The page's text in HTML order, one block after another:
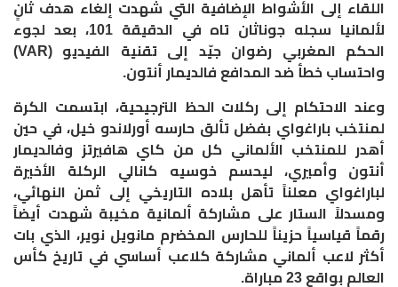
اللقاء إلى الأشواط الإضافية التي شهدت إلغاء هدف ثانٍ
لألمانيا سجله جوناثان تاه في الدقيقة 101، بعد لجوء
الحكم المغربي رضوان جيّد إلى تقنية الفيديو (VAR)
واحتساب خطأ ضد المدافع فالديمار أنتون.
​وعند الاحتكام إلى ركلات الحظ الترجيحية، ابتسمت الكرة
لمنتخب باراغواي بفضل تألق حارسه أورلاندو خيل، في حين
أهدر للمنتخب الألماني كل من كاي هافيرتز وفالديمار
أنتون وأميري، ليحسم خوسيه كانالي الركلة الأخيرة
لباراغواي معلناً تأهل بلاده التاريخي إلى ثمن النهائي،
ومسدلاً الستار على مشاركة ألمانية مخيبة شهدت أيضاً
رقماً قياسياً حزيناً للحارس المخضرم مانويل نوير، الذي بات
أكثر لاعب ألماني مشاركة كلاعب أساسي في تاريخ كأس
العالم بواقع 23 مباراة.